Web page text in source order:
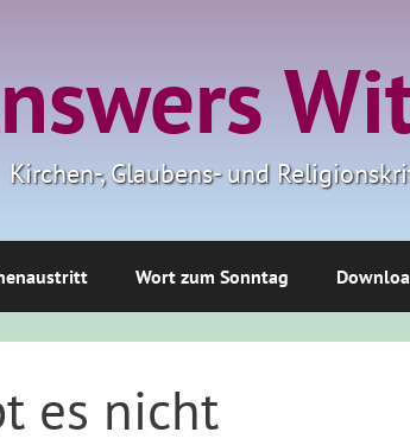
Kirchen-, Glaubens- und
Wort zum Sonntag
es nicht